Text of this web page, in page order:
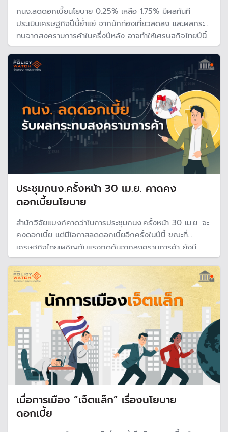
กนง.ลดดอกเบี้ยนโยบาย 0.25% เหลือ 1.75% มีผลทันที
ประเมินเศรษฐกิจปีนี้ย่ำแย่ จากนักท่องเที่ยวลดลง และผลกระ
ทบจากสงครามการค้าในครึ่งปีหลัง อาจทำให้เศรษฐกิจไทยปีนี้
ขยายตัวแค่ 1.3%
ประชุมกนง.ครั้งหน้า 30 เม.ย. คาดคง
ดอกเบี้ยนโยบาย
สำนักวิจัยแบงก์คาดว่าในการประชุมกนง.ครั้งหน้า 30 เม.ย. จะ
คงดอกเบี้ย แต่มีโอกาสลดดอกเบี้ยอีกครั้งในปีนี้ ขณะที่
เศรษฐกิจไทยเผชิญกับแรงกดดันจากสงครามการค้า ยังมี
ความไม่นอนสูง
เมื่อการเมือง “เจ็ตแล็ก” เรื่องนโยบาย
ดอกเบี้ย